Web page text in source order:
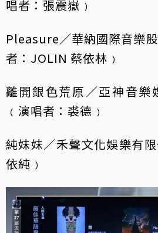
唱者：張震嶽﹚
Pleasure／華納國際音樂
者：JOLIN 蔡依林﹚
離開銀色荒原／亞神音樂
﹙演唱者：裘德﹚
純妹妹／禾聲文化娛樂有
依純﹚